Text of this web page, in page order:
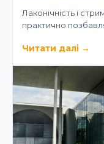
Лаконічність і
практично
Читати далі →